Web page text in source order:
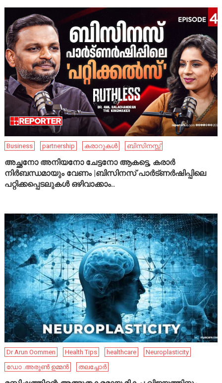
Business partnership കരാറുകൾ ബിസിനസ്സ്
അച്ഛനോ അനിയനോ ചേട്ടനോ ആകട്ടെ, കരാർ
നിർബന്ധമായും വേണം |ബിസിനസ് പാർട്ണർഷിപ്പിലെ
പറ്റിക്കപ്പെടലുകൾ ഒഴിവാക്കാം..
Dr Arun Oommen Health Tips healthcare
Neuroplasticity
ഡോ .അരുൺ ഉമ്മൻ
തലച്ചോർ